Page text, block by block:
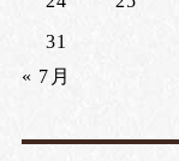
31
« 7月